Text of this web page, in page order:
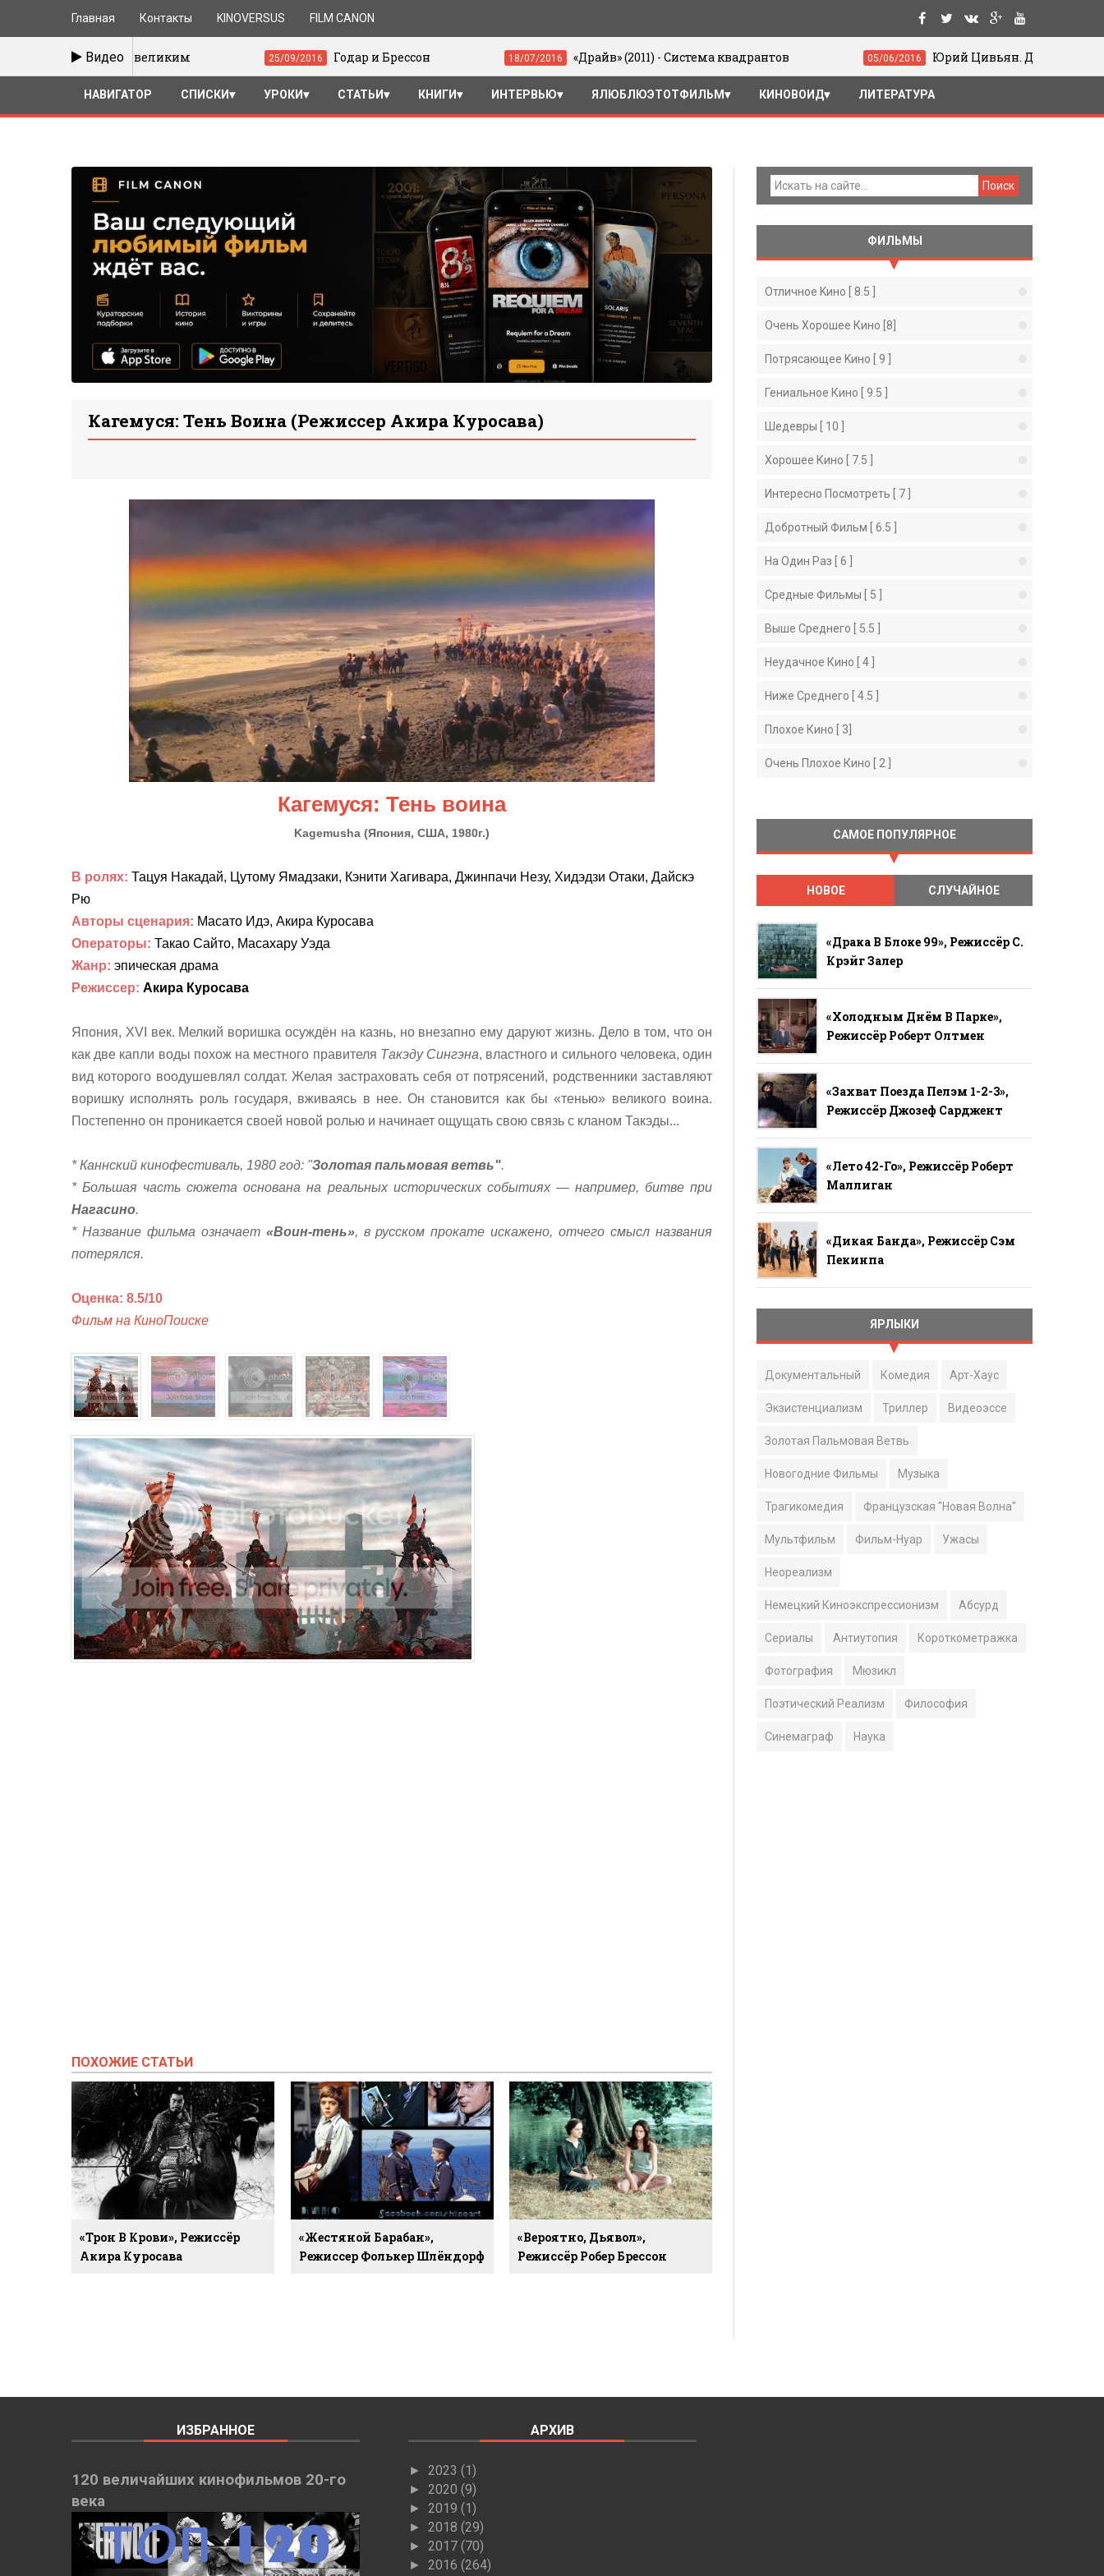
Главная Контакты KINOVERSUS FILM CANON
Видео
великим 25/09/2016 Годар и Брессон 18/07/2016 «Драйв» (2011) - Система квадрантов 05/06/2016 Юрий Цивьян. Движение и жест в кино
НАВИГАТОР СПИСКИ УРОКИ СТАТЬИ КНИГИ ИНТЕРВЬЮ ЯЛЮБЛЮЭТОТФИЛЬМ КИНОВОИД ЛИТЕРАТУРА
Кагемуся: Тень Воина (режиссер Акира Куросава)
Кагемуся: Тень воина
Kagemusha (Япония, США, 1980г.)
В ролях: Тацуя Накадай, Цутому Ямадзаки, Кэнити Хагивара, Джинпачи Незу, Хидэдзи Отаки, Дайскэ
Рю
Авторы сценария: Масато Идэ, Акира Куросава
Операторы: Такао Сайто, Масахару Уэда
Жанр: эпическая драма
Режиссер: Акира Куросава
Япония, XVI век. Мелкий воришка осуждён на казнь, но внезапно ему даруют жизнь. Дело в том, что он
как две капли воды похож на местного правителя Такэду Сингэна, властного и сильного человека, один
вид которого воодушевлял солдат. Желая застраховать себя от потрясений, родственники заставляют
воришку исполнять роль государя, вживаясь в нее. Он становится как бы «тенью» великого воина.
Постепенно он проникается своей новой ролью и начинает ощущать свою связь с кланом Такэды...
* Каннский кинофестиваль, 1980 год: "Золотая пальмовая ветвь".
* Большая часть сюжета основана на реальных исторических событиях — например, битве при
Нагасино.
* Название фильма означает «Воин-тень», в русском прокате искажено, отчего смысл названия
потерялся.
Оценка: 8.5/10
Фильм на КиноПоиске
ПОХОЖИЕ СТАТЬИ
«Трон В Крови», Режиссёр
Акира Куросава
«Жестяной Барабан»,
Режиссер Фолькер Шлёндорф
«Вероятно, Дьявол»,
Режиссёр Робер Брессон
ФИЛЬМЫ
Отличное Kино [ 8.5 ]
Очень Хорошее Кино [8]
Потрясающее Kино [ 9 ]
Гениальное Кино [ 9.5 ]
Шедевры [ 10 ]
Хорошее Кино [ 7.5 ]
Интересно Посмотреть [ 7 ]
Добротный Фильм [ 6.5 ]
На Один Раз [ 6 ]
Средные Фильмы [ 5 ]
Выше Среднего [ 5.5 ]
Неудачное Кино [ 4 ]
Ниже Среднего [ 4.5 ]
Плохое Кино [ 3]
Очень Плохое Кино [ 2 ]
САМОЕ ПОПУЛЯРНОЕ
НОВОЕ СЛУЧАЙНОЕ
«Драка В Блоке 99», Режиссёр С.
Крэйг Залер
«Холодным Днём В Парке»,
Режиссёр Роберт Олтмен
«Захват Поезда Пелэм 1-2-3»,
Режиссёр Джозеф Сарджент
«Лето 42-Го», Режиссёр Роберт
Маллиган
«Дикая Банда», Режиссёр Сэм
Пекинпа
ЯРЛЫКИ
Документальный Комедия Арт-Хаус
Экзистенциализм Триллер Видеоэссе
Золотая Пальмовая Ветвь
Новогодние Фильмы Музыка
Трагикомедия Французская "Новая Волна"
Мультфильм Фильм-Нуар Ужасы
Неореализм
Немецкий Киноэкспрессионизм Абсурд
Сериалы Антиутопия Короткометражка
Фотография Мюзикл
Поэтический Реализм Философия
Синемаграф Наука
ИЗБРАННОЕ
120 величайших кинофильмов 20-го
века
АРХИВ
► 2023 (1)
► 2020 (9)
► 2019 (1)
► 2018 (29)
► 2017 (70)
► 2016 (264)